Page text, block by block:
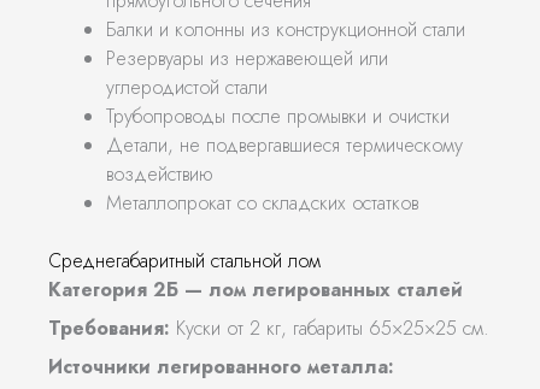
Балки и колонны из конструкционной стали
Резервуары из нержавеющей или
углеродистой стали
Трубопроводы после промывки и очистки
Детали, не подвергавшиеся термическому
воздействию
Металлопрокат со складских остатков
Среднегабаритный стальной лом
Категория 2Б — лом легированных сталей
Требования: Куски от 2 кг, габариты 65×25×25 см.
Источники легированного металла: